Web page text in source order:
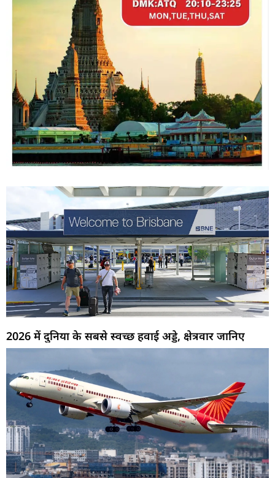
2026 में दुनिया के सबसे स्वच्छ हवाई अड्डे, क्षेत्रवार जानिए